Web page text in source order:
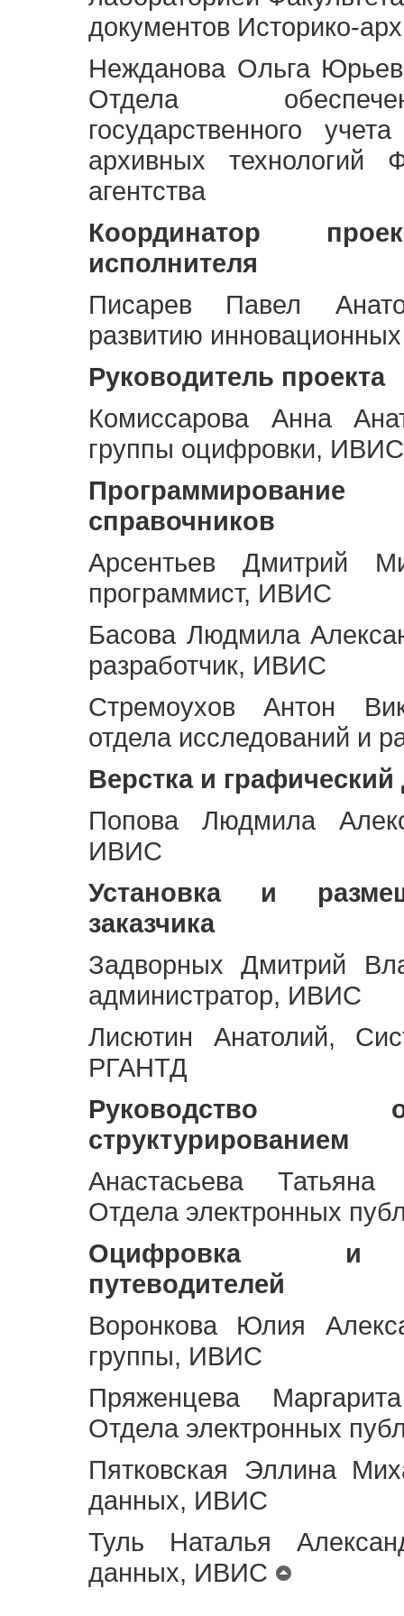
документов Историко-
Нежданова Ольга
Отдела
государственного
архивных технологий
агентства
Координатор
исполнителя
Писарев Павел
развитию
Руководитель проекта
Комиссарова Анна
группы оцифровки, ИВИС
Программирование
справочников
Арсентьев Дмитрий
программист, ИВИС
Басова Людмила
разработчик, ИВИС
Стремоухов Антон
отдела исследований и
Верстка и графический
Попова Людмила
ИВИС
Установка и
заказчика
Задворных Дмитрий
администратор, ИВИС
Лисютин Анатолий,
РГАНТД
Руководство
структурированием
Анастасьева Татьяна
Отдела электронных
Оцифровка и
путеводителей
Воронкова Юлия
группы, ИВИС
Пряженцева
Отдела электронных
Пятковская Эллина
данных, ИВИС
Туль Наталья
данных, ИВИС